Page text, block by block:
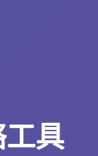
具